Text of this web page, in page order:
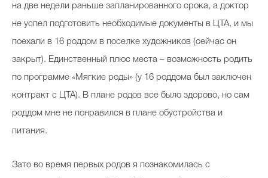
на две недели раньше запланированного срока, а доктор
не успел подготовить необходимые документы в ЦТА, и мы
поехали в 16 роддом в поселке художников (сейчас он
закрыт). Единственный плюс места – возможность родить
по программе «Мягкие роды» (у 16 роддома был заключен
контракт с ЦТА). В плане родов все было здорово, но сам
роддом мне не понравился в плане обустройства и
питания.
Зато во время первых родов я познакомилась с